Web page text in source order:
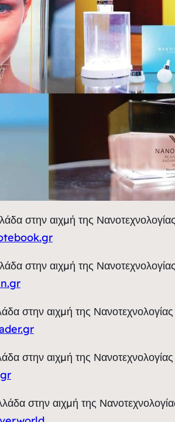
στην αιχμή της Νανοτεχνολογίας
στην αιχμή της Νανοτεχνολογίας
στην αιχμή της Νανοτεχνολογίας
στην αιχμή της Νανοτεχνολογίας
στην αιχμή της